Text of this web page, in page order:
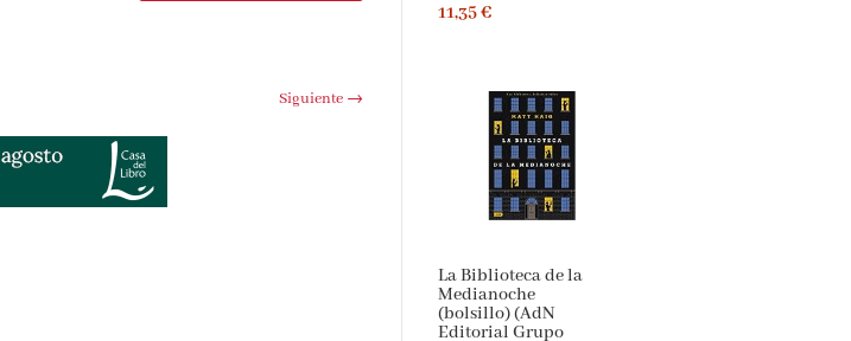
Siguiente→
11,35 €
La Biblioteca de la
Medianoche
(bolsillo) (AdN
Editorial Grupo